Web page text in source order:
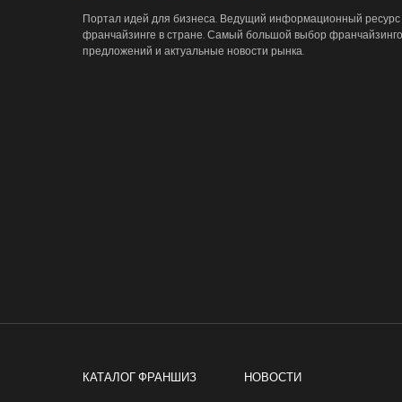
Портал идей для бизнеса. Ведущий информационный ресурс
франчайзинге в стране. Самый большой выбор
предложений и актуальные новости рынка.
КАТАЛОГ ФРАНШИЗ
НОВОСТИ